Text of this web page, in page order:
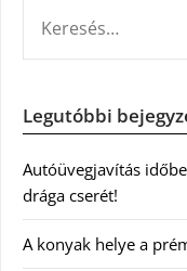
Legutóbbi
Autóüvegjavítás
drága cserét!
A konyak helye a